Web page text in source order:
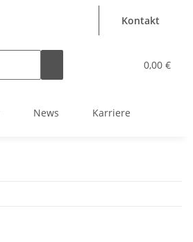
Kontakt
0,00 €
News Karriere